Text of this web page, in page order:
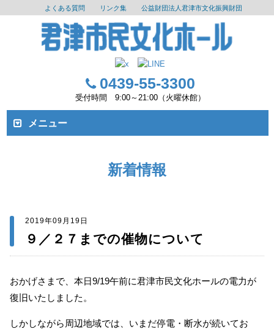
よくある質問 リンク集 公益財団法人君津市文化振興財団
0439-55-3300
受付時間 9:00～21:00（火曜休館）
メニュー
新着情報
2019年09月19日
９／２７までの催物について
おかげさまで、本日9/19午前に君津市民文化ホールの電力が
復旧いたしました。
しかしながら周辺地域では、いまだ停電・断水が続いてお